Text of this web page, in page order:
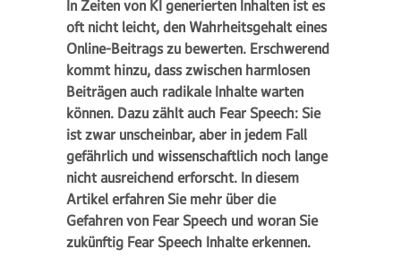
In Zeiten von KI generierten Inhalten ist es
oft nicht leicht, den Wahrheitsgehalt eines
Online-Beitrags zu bewerten. Erschwerend
kommt hinzu, dass zwischen harmlosen
Beiträgen auch radikale Inhalte warten
können. Dazu zählt auch Fear Speech: Sie
ist zwar unscheinbar, aber in jedem Fall
gefährlich und wissenschaftlich noch lange
nicht ausreichend erforscht. In diesem
Artikel erfahren Sie mehr über die
Gefahren von Fear Speech und woran Sie
zukünftig Fear Speech Inhalte erkennen.